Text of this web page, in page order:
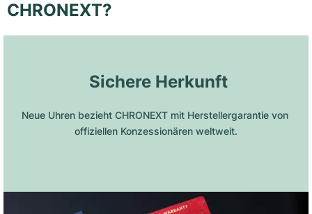
CHRONEXT?
Sichere Herkunft
Neue Uhren bezieht CHRONEXT mit Herstellergarantie von
offiziellen Konzessionären weltweit.